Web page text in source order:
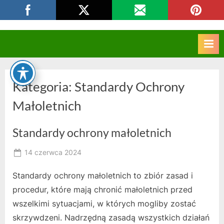
to
CKZIU Strzelce Opolskie
Kategoria: Standardy Ochrony
Małoletnich
Standardy ochrony małoletnich
Posted
14 czerwca 2024
Standardy ochrony małoletnich to zbiór zasad i
procedur, które mają chronić małoletnich przed
wszelkimi sytuacjami, w których mogliby zostać
skrzywdzeni. Nadrzędną zasadą wszystkich działań